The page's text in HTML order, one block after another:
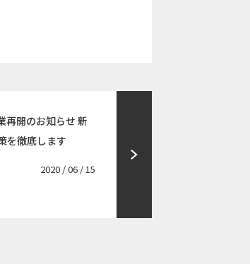
再開のお知らせ 新
を徹底します
2020 / 06 / 15